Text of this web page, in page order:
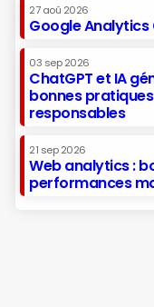
27 aoû 2026
Google Analytics
03 sep 2026
ChatGPT et IA
bonnes
responsables
21 sep 2026
Web analytics :
performances